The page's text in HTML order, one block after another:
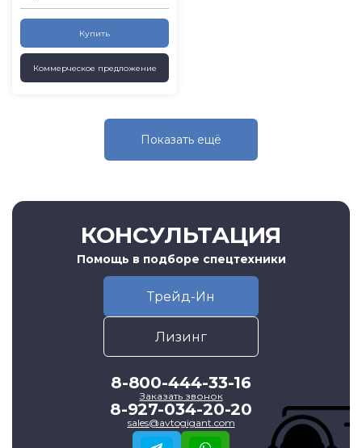
Купить
Коммерческое предложение
Показать eщё
КОНСУЛЬТАЦИЯ
Помощь в подборе спецтехники
Трейд-Ин
Лизинг
8-800-444-33-16
Заказать звонок
8-927-034-20-20
sales@avtogigant.com